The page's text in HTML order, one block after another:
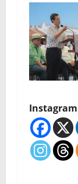
Instagram